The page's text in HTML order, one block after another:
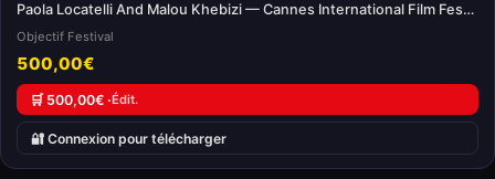
Paola Locatelli And Malou Khebizi — Cannes International Film Festival
Objectif Festival
500,00€
🛒 500,00€ ·Édit.
🔐 Connexion pour télécharger